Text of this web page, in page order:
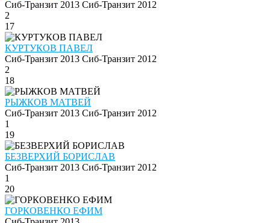
Сиб-Транзит 2013 Сиб-Транзит 2012
2
17
КУРТУКОВ ПАВЕЛ
Сиб-Транзит 2013 Сиб-Транзит 2012
2
18
РЫЖКОВ МАТВЕЙ
Сиб-Транзит 2013 Сиб-Транзит 2012
1
19
БЕЗВЕРХИЙ БОРИСЛАВ
Сиб-Транзит 2013 Сиб-Транзит 2012
1
20
ГОРКОВЕНКО ЕФИМ